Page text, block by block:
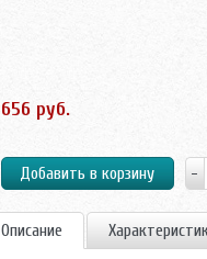
656 руб.
Описание